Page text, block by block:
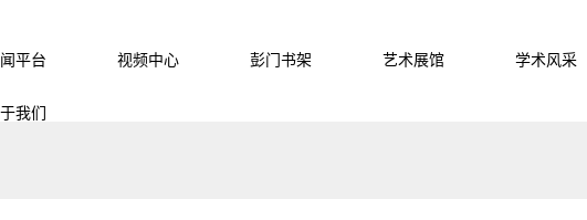
平台 视频中心 彭门书架 艺术展馆 学术风采
我们